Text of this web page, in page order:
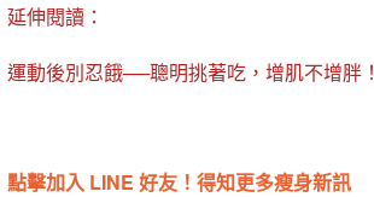
延伸閱讀：
運動後別忍餓──聰明挑著吃，增肌不增胖！
點擊加入 LINE 好友！得知更多瘦身新訊